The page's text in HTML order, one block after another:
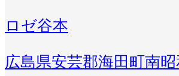
ロゼ谷本
広島県安芸郡海田町南昭